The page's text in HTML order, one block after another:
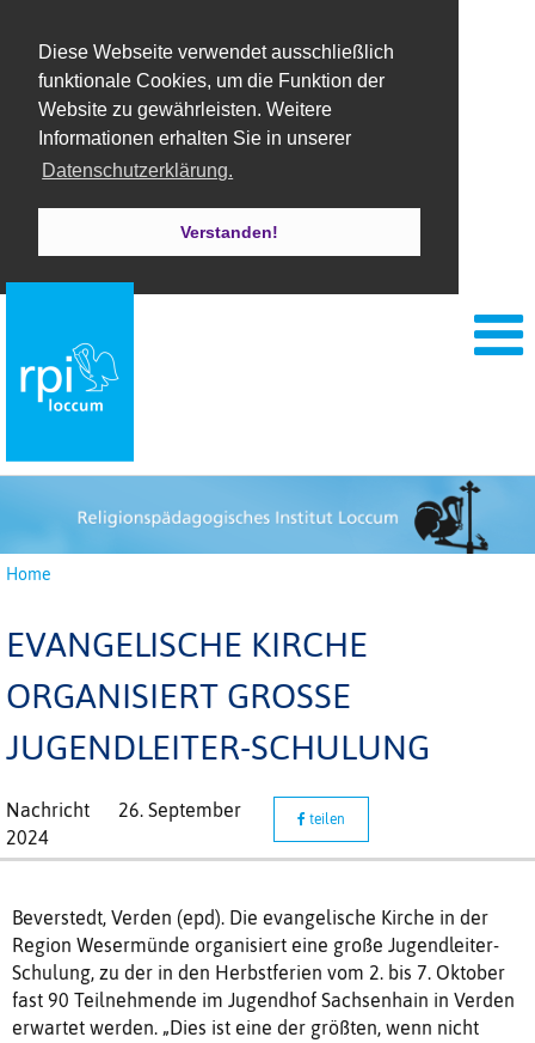
Diese Webseite verwendet ausschließlich
funktionale Cookies, um die Funktion der
Website zu gewährleisten. Weitere
Informationen erhalten Sie in unserer
Datenschutzerklärung.
Verstanden!
Home
EVANGELISCHE KIRCHE
ORGANISIERT GROSSE J
UGENDLEITER-SCHULUNG
Nachricht
26. September
2024
teilen
Beverstedt, Verden (epd). Die evangelische Kirche in der
Region Wesermünde organisiert eine große Jugendleiter-
Schulung, zu der in den Herbstferien vom 2. bis 7. Oktober
fast 90 Teilnehmende im Jugendhof Sachsenhain in Verden
erwartet werden. „Dies ist eine der größten, wenn nicht